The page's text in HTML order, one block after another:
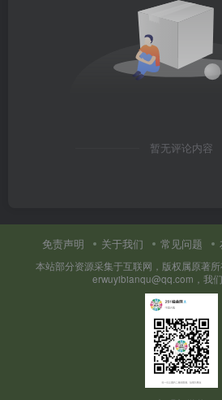
暂无评论内容
免责声明 关于我们 常见问题
本站部分资源采集于互联网，版权属原著
erwuyibianqu@qq.com，我们